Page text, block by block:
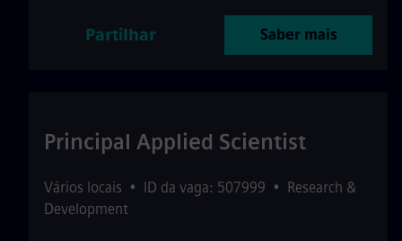
Partilhar Saber mais
Principal Applied Scientist
Vários locais • ID da vaga: 507999 • Research &
Development